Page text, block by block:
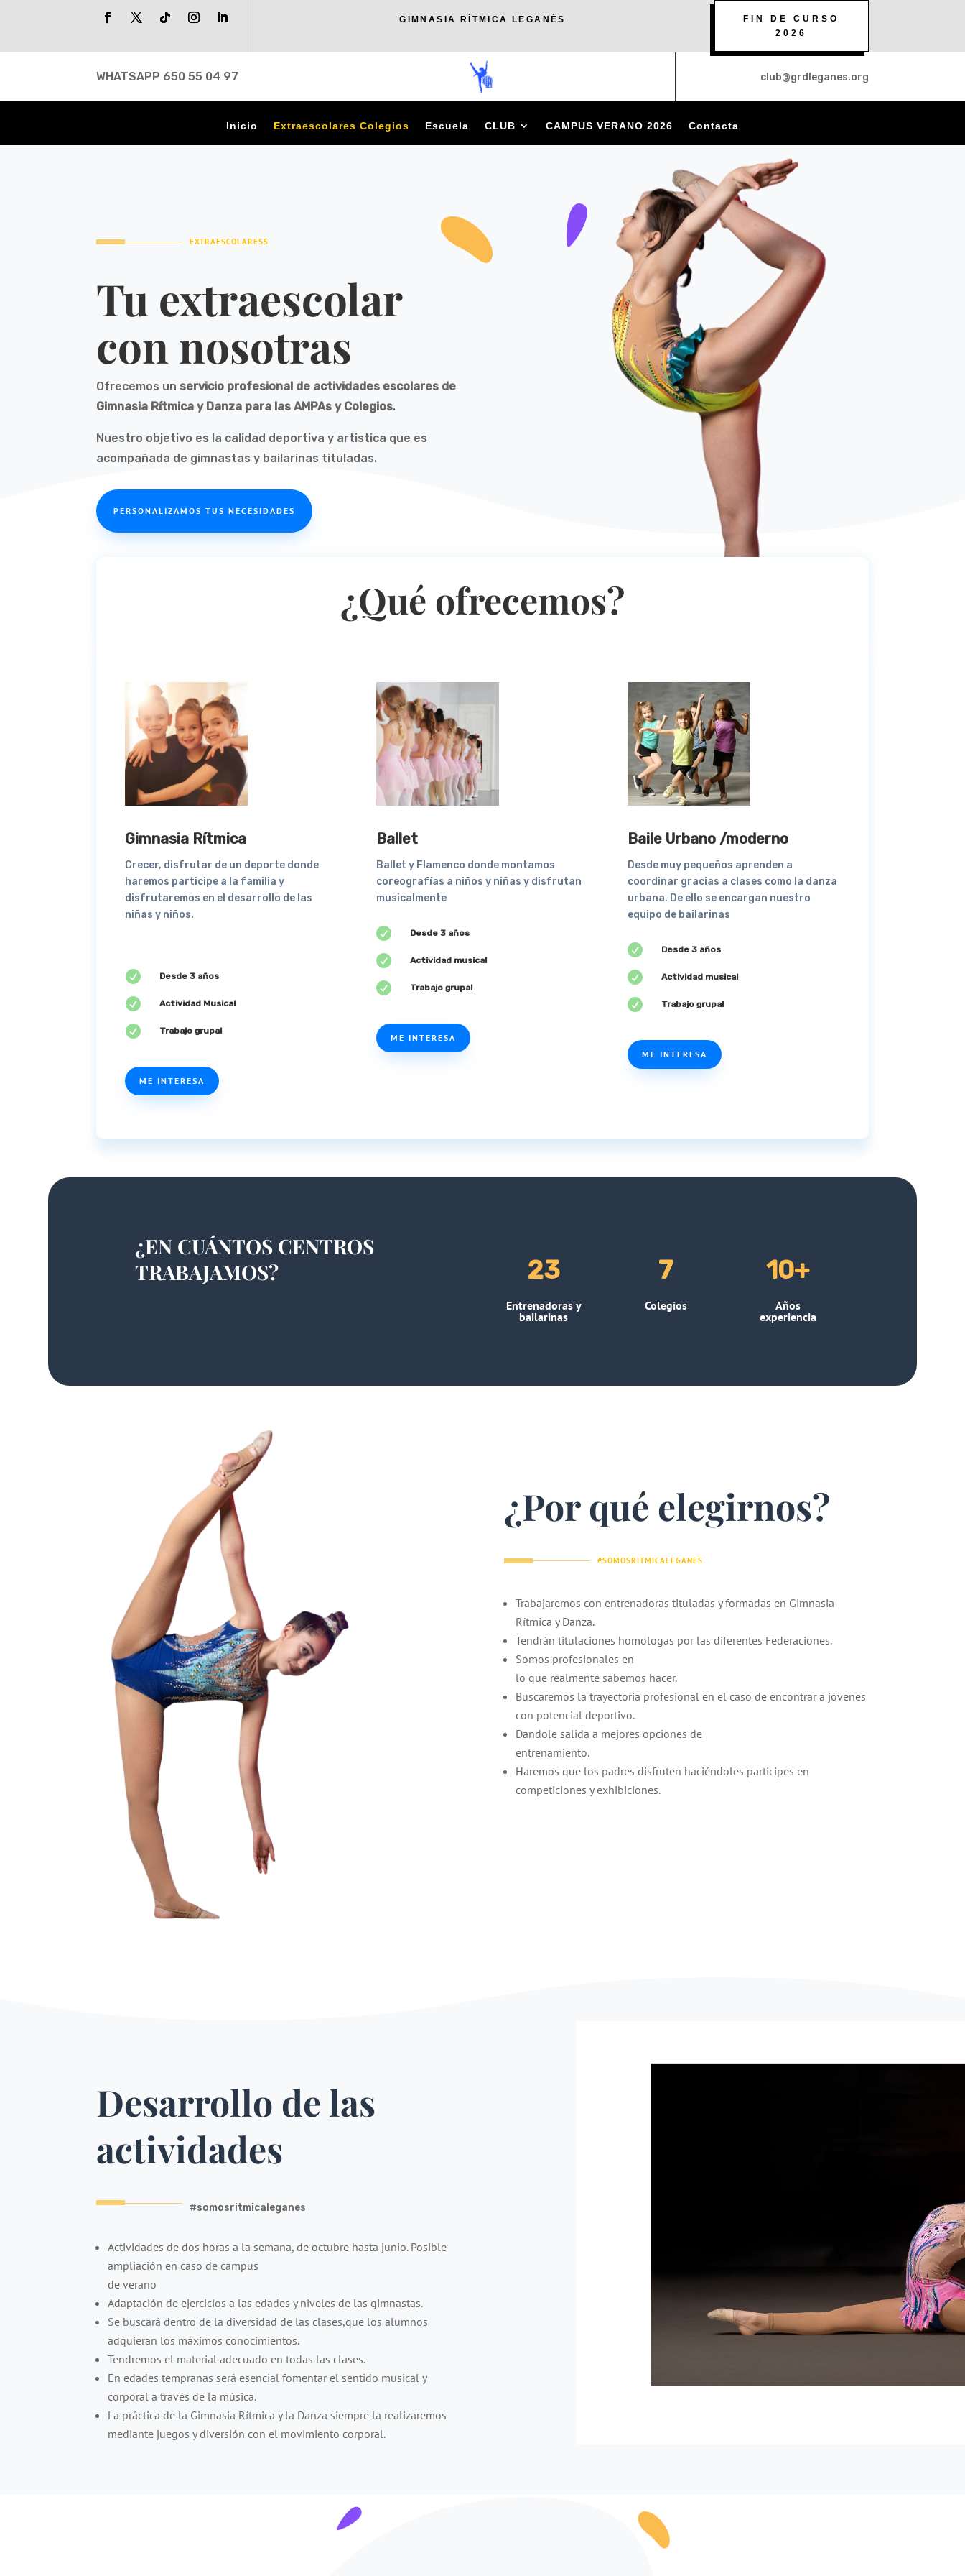
GIMNASIA RÍTMICA LEGANÉS
FIN DE CURSO
2026
WHATSAPP 650 55 04 97 club@grdleganes.org
Inicio Extraescolares Colegios Escuela CLUB CAMPUS VERANO 2026 Contacta
EXTRAESCOLARESS
Tu extraescolar
con nosotras
Ofrecemos un servicio profesional de actividades escolares de
Gimnasia Rítmica y Danza para las AMPAs y Colegios.
Nuestro objetivo es la calidad deportiva y artistica que es
acompañada de gimnastas y bailarinas tituladas.
PERSONALIZAMOS TUS NECESIDADES
¿Qué ofrecemos?
Gimnasia Rítmica
Crecer, disfrutar de un deporte donde
haremos participe a la familia y
disfrutaremos en el desarrollo de las
niñas y niños.
 Desde 3 años
 Actividad Musical
 Trabajo grupal
ME INTERESA
Ballet
Ballet y Flamenco donde montamos
coreografías a niños y niñas y disfrutan
musicalmente
 Desde 3 años
 Actividad musical
 Trabajo grupal
ME INTERESA
Baile Urbano /moderno
Desde muy pequeños aprenden a
coordinar gracias a clases como la danza
urbana. De ello se encargan nuestro
equipo de bailarinas
 Desde 3 años
 Actividad musical
 Trabajo grupal
ME INTERESA
¿EN CUÁNTOS CENTROS
TRABAJAMOS?
23
Entrenadoras y
bailarinas
7
Colegios
10+
Años
experiencia
¿Por qué elegirnos?
#SOMOSRITMICALEGANES
Trabajaremos con entrenadoras tituladas y formadas en Gimnasia
Rítmica y Danza.
Tendrán titulaciones homologas por las diferentes Federaciones.
Somos profesionales en
lo que realmente sabemos hacer.
Buscaremos la trayectoria profesional en el caso de encontrar a jóvenes
con potencial deportivo.
Dandole salida a mejores opciones de
entrenamiento.
Haremos que los padres disfruten haciéndoles participes en
competiciones y exhibiciones.
Desarrollo de las
actividades
#somosritmicaleganes
Actividades de dos horas a la semana, de octubre hasta junio. Posible
ampliación en caso de campus
de verano
Adaptación de ejercicios a las edades y niveles de las gimnastas.
Se buscará dentro de la diversidad de las clases,que los alumnos
adquieran los máximos conocimientos.
Tendremos el material adecuado en todas las clases.
En edades tempranas será esencial fomentar el sentido musical y
corporal a través de la música.
La práctica de la Gimnasia Rítmica y la Danza siempre la realizaremos
mediante juegos y diversión con el movimiento corporal.